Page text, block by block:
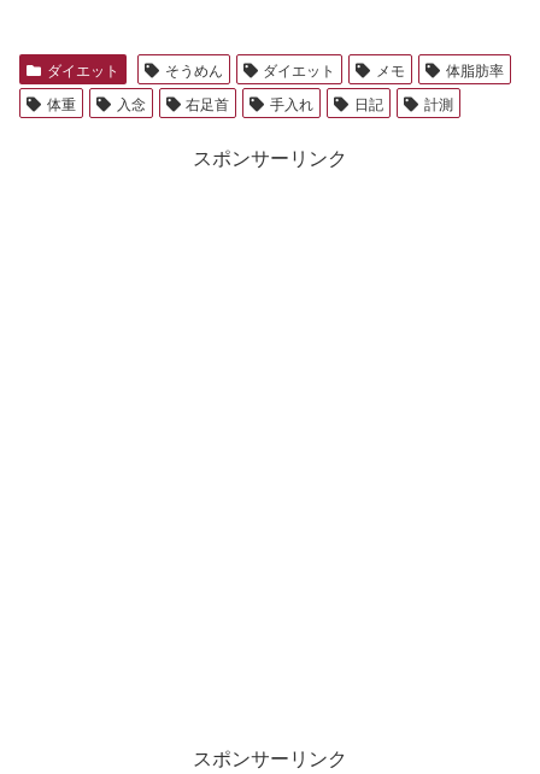
ダイエット そうめん ダイエット メモ
体脂肪率
体重
入念 右足首 手入れ 日記 計測
スポンサーリンク
スポンサーリンク